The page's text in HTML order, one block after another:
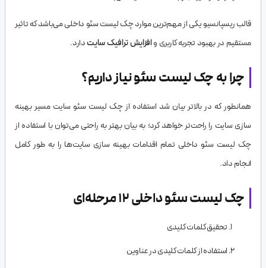
قالب ریسپانسیو یکی از مهم‌ترین موارد چک لیست سئو داخلی می‌باشد که تاثیر
مستقیم در بهبود تجربه کاربری وافزایش ترافیک سایتدارد.
چرا به چک لیست سئو نیاز داریم؟
همانطور که در بالاتر بیان شد استفاده از چک لیست سئو سایت مسیر بهینه
سازی سایت را راحت‌تر خواهد کرد؛ به بیان بهتر به راحتی می‌توان با استفاده از
چک لیست سئو داخلی تمام اقدامات بهینه سازی سایت‌ها را به طور کامل
انجام داد.
چک لیست سئو داخلی 12 مرحله‌ای
تحقیق کلمات کلیدی
استفاده از کلمات کلیدی در عناوین